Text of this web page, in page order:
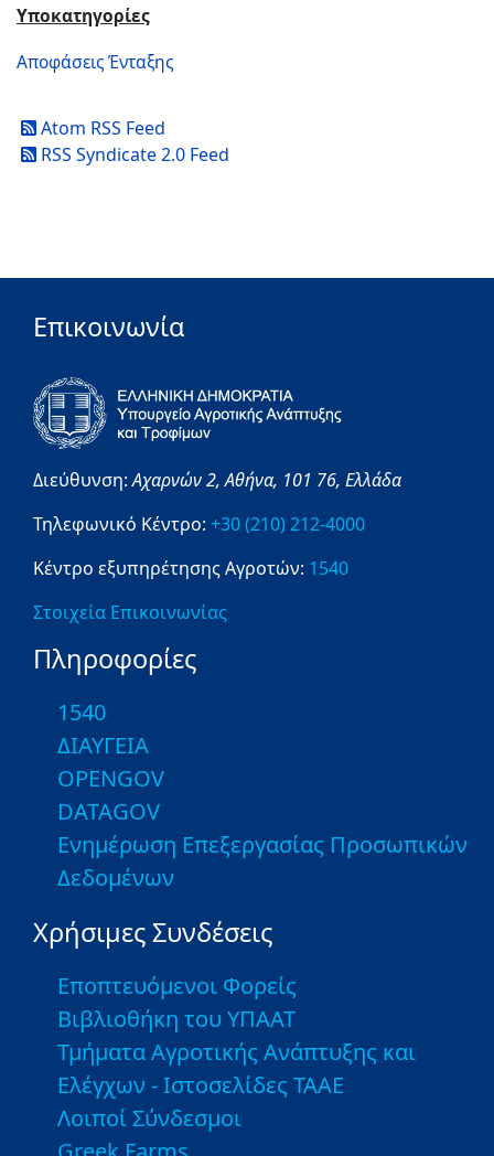
Υποκατηγορίες
Αποφάσεις Ένταξης
Atom RSS Feed
RSS Syndicate 2.0 Feed
Επικοινωνία
Διεύθυνση:Αχαρνών 2,Αθήνα, 101 76, Ελλάδα
Τηλεφωνικό Κέντρο: +30 (210) 212-4000
Κέντρο εξυπηρέτησης Αγροτών: 1540
Στοιχεία Επικοινωνίας
Πληροφορίες
1540
ΔΙΑΥΓΕΙΑ
OPENGOV
DATAGOV
Ενημέρωση Επεξεργασίας Προσωπικών
Δεδομένων
Χρήσιμες Συνδέσεις
Εποπτευόμενοι Φορείς
Βιβλιοθήκη του ΥΠΑΑΤ
Τμήματα Αγροτικής Ανάπτυξης και
Ελέγχων - Ιστοσελίδες ΤΑΑΕ
Λοιποί Σύνδεσμοι